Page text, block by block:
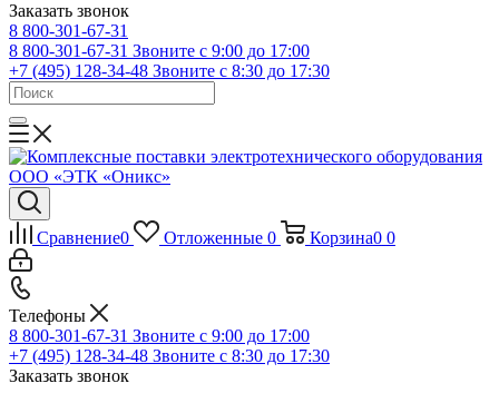
Заказать звонок
8 800-301-67-31
8 800-301-67-31 Звоните с 9:00 до 17:00
+7 (495) 128-34-48 Звоните с 8:30 до 17:30
Сравнение0 Отложенные 0 Корзина0 0
Телефоны
8 800-301-67-31 Звоните с 9:00 до 17:00
+7 (495) 128-34-48 Звоните с 8:30 до 17:30
Заказать звонок